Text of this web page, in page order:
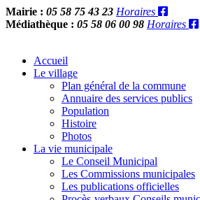
Mairie : 05 58 75 43 23 Horaires
Médiathèque : 05 58 06 00 98 Horaires
Accueil
Le village
Plan général de la commune
Annuaire des services publics
Population
Histoire
Photos
La vie municipale
Le Conseil Municipal
Les Commissions municipales
Les publications officielles